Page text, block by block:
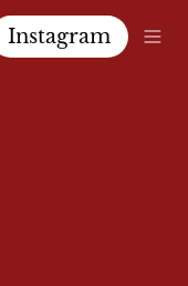
Instagram